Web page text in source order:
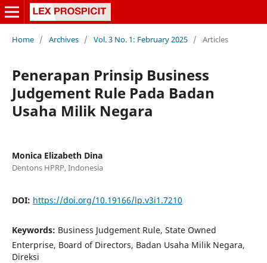
Home / Archives / Vol. 3 No. 1: February 2025 / Articles
Penerapan Prinsip Business
Judgement Rule Pada Badan
Usaha Milik Negara
Monica Elizabeth Dina
Dentons HPRP, Indonesia
DOI: https://doi.org/10.19166/lp.v3i1.7210
Keywords: Business Judgement Rule, State Owned
Enterprise, Board of Directors, Badan Usaha Milik Negara,
Direksi